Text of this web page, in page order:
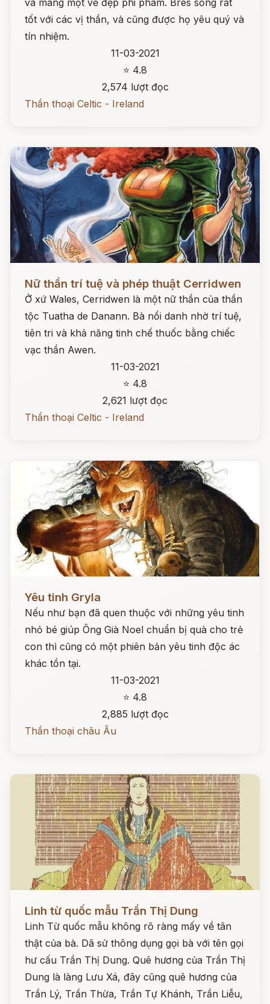
và mang một vẻ đẹp phi phàm. Bres sống rất
tốt với các vị thần, và cũng được họ yêu quý và
tín nhiệm.
11-03-2021
⭐ 4.8
2,574 lượt đọc
Thần thoại Celtic - Ireland
Nữ thần trí tuệ và phép thuật Cerridwen
Ở xứ Wales, Cerridwen là một nữ thần của thần
tộc Tuatha de Danann. Bà nổi danh nhờ trí tuệ,
tiên tri và khả năng tinh chế thuốc bằng chiếc
vạc thần Awen.
11-03-2021
⭐ 4.8
2,621 lượt đọc
Thần thoại Celtic - Ireland
Yêu tinh Gryla
Nếu như bạn đã quen thuộc với những yêu tinh
nhỏ bé giúp Ông Già Noel chuẩn bị quà cho trẻ
con thì cũng có một phiên bản yêu tinh độc ác
khác tồn tại.
11-03-2021
⭐ 4.8
2,885 lượt đọc
Thần thoại châu Âu
Linh từ quốc mẫu Trần Thị Dung
Linh Từ quốc mẫu không rõ ràng mấy về tân
thật của bà. Dã sử thông dụng gọi bà với tên gọi
hư cấu Trần Thị Dung. Quê hương của Trần Thị
Dung là làng Lưu Xá, đây cũng quê hương của
Trần Lý, Trần Thừa, Trần Tự Khánh, Trần Liễu,